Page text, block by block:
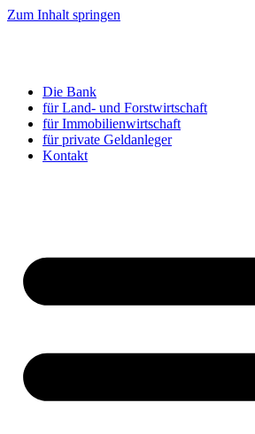
Zum Inhalt springen
Die Bank
für Land- und Forstwirtschaft
für Immobilienwirtschaft
für private Geldanleger
Kontakt